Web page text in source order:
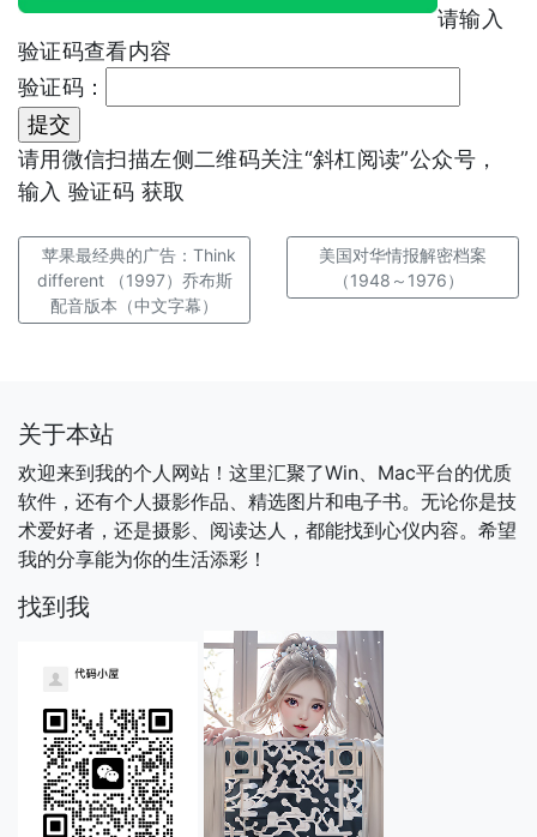
请输入
验证码查看内容
验证码：
请用微信扫描左侧二维码关注“斜杠阅读”公众号，
输入 验证码 获取
苹果最经典的广告：Think
different （1997）乔布斯
配音版本（中文字幕）
美国对华情报解密档案
（1948～1976）
关于本站
欢迎来到我的个人网站！这里汇聚了Win、Mac平台的优质
软件，还有个人摄影作品、精选图片和电子书。无论你是技
术爱好者，还是摄影、阅读达人，都能找到心仪内容。希望
我的分享能为你的生活添彩！
找到我